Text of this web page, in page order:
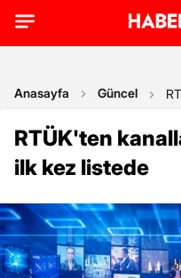
Anasayfa Güncel
RTÜK'ten
ilk kez listede